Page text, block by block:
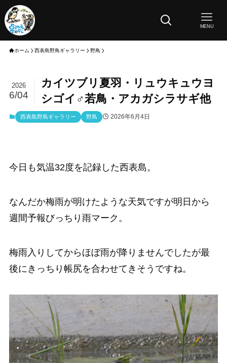
MENU
ホーム 西表島野鳥ギャラリー 野鳥
カイツブリ夏羽・リュウキュウヨ
シゴイ♂若鳥・アカガシラサギ他
2026
6/04
西表島野鳥ギャラリー 野鳥 2026年6月4日
今日も気温32度を記録した西表島。
なんだか梅雨が明けたような天気ですが明日から
週間予報びっちり雨マーク。
梅雨入りしてからほぼ雨が降りませんでしたが最
後にきっちり帳尻を合わせてきそうですね。